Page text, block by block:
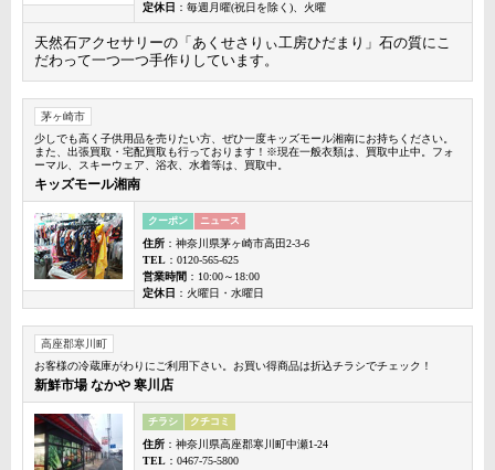
定休日 ：毎週月曜(祝日を除く)、火曜
天然石アクセサリーの「あくせさりぃ工房ひだまり」石の質にこ
だわって一つ一つ手作りしています。
茅ヶ崎市
少しでも高く子供用品を売りたい方、ぜひ一度キッズモール湘南にお持ちください。
また、出張買取・宅配買取も行っております！※現在一般衣類は、買取中止中。フォ
ーマル、スキーウェア、浴衣、水着等は、買取中。
キッズモール湘南
クーポン ニュース
住所 ：神奈川県茅ヶ崎市高田2-3-6
TEL ：0120-565-625
営業時間 ：10:00～18:00
定休日 ：火曜日・水曜日
高座郡寒川町
お客様の冷蔵庫がわりにご利用下さい。お買い得商品は折込チラシでチェック！
新鮮市場 なかや 寒川店
チラシ クチコミ
住所 ：神奈川県高座郡寒川町中瀬1-24
TEL ：0467-75-5800